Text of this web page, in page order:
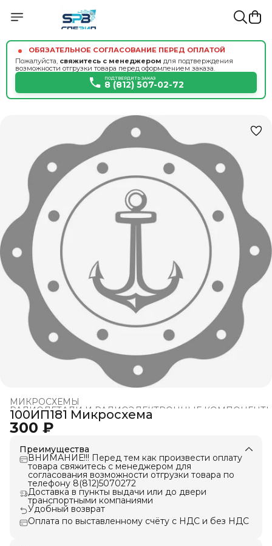
ОБЯЗАТЕЛЬНОЕ СОГЛАСОВАНИЕ ПЕРЕД ОПЛАТОЙ
Пожалуйста, свяжитесь с менеджером для подтверждения
возможности отгрузки товара перед оформлением заказа.
ПОДТВЕРДИТЬ ЗАКАЗ
8 (812) 507-02-72
МИКРОСХЕМЫ
РАДИОДЕТАЛИ И РАДИОЭЛЕКТРОННЫЕ
Главная ›
100ИП181 Микросхема
300 ₽
Преимущества
ВНИМАНИЕ!!! Перед тем как произвести оплату
товара свяжитесь с менеджером для
согласования возможности отгрузки товара по
телефону 8(812)5070272
Доставка в пункты выдачи или до двери
транспортными компаниями
Удобный возврат
Оплата по выставленному счёту с НДС и без НДС